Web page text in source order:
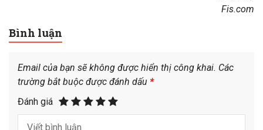
Fis.com
Bình luận
Email của bạn sẽ không được hiển thị công khai. Các
trường bắt buộc được đánh dấu *
Đánh giá